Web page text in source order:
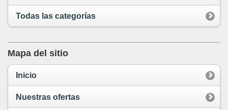
Todas las categorías
Mapa del sitio
Inicio
Nuestras ofertas